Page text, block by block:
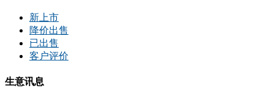
新上市
降价出售
已出售
客户评价
生意讯息